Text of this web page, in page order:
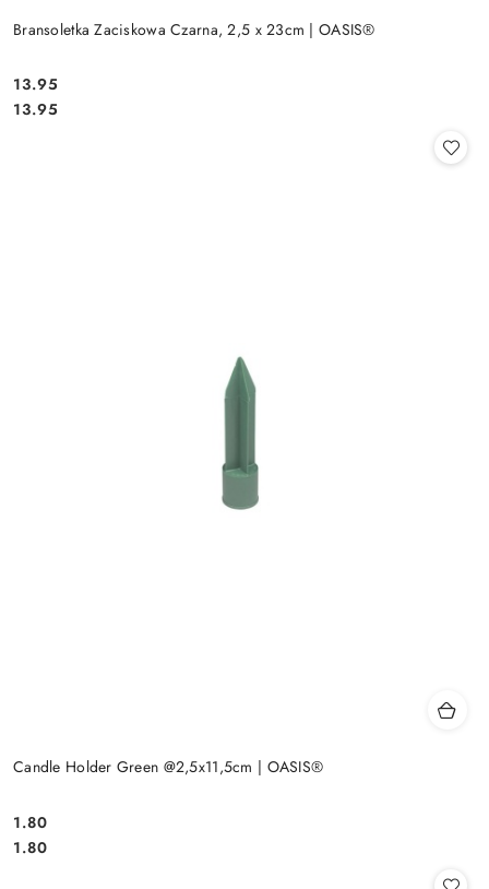
Bransoletka Zaciskowa Czarna, 2,5 x 23cm | OASIS®
Cena:
13.95
Cena:
13.95
Candle Holder Green @2,5x11,5cm | OASIS®
Cena:
1.80
Cena:
1.80